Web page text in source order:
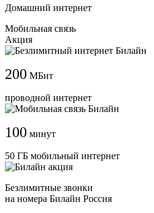
Домашний интернет
Мобильная связь
Акция
200 МБит
проводной интернет
100 минут
50 ГБ мобильный интернет
Безлимитные звонки
на номера Билайн Россия